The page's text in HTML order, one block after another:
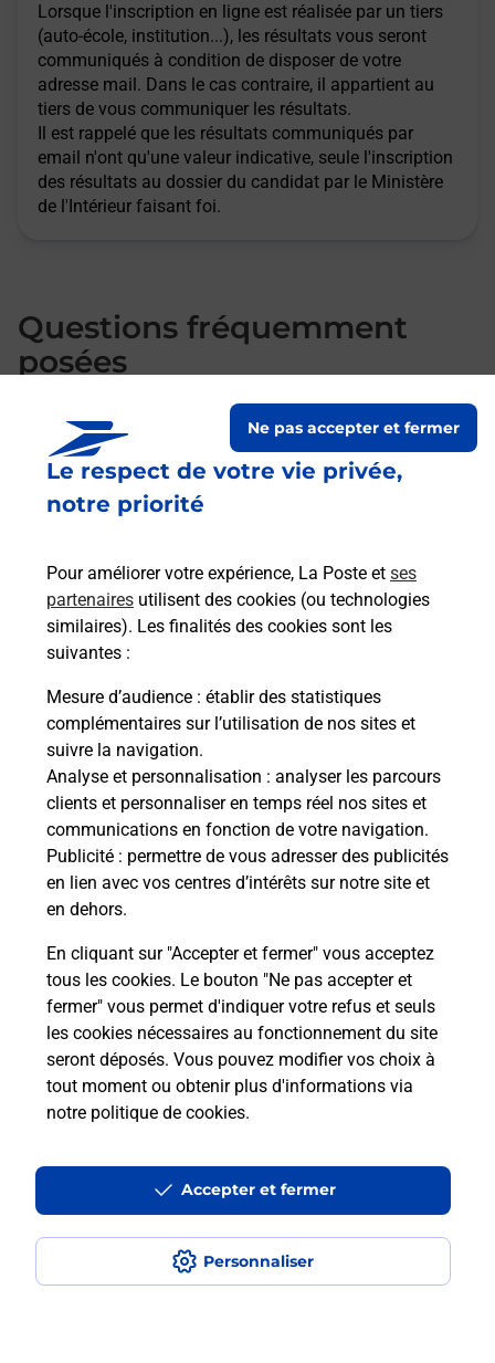
Le respect de votre vie privée,
notre priorité
Pour améliorer votre expérience, La Poste et ses
partenaires utilisent des cookies (ou technologies
similaires). Les finalités des cookies sont les
suivantes :
Mesure d’audience : établir des statistiques
complémentaires sur l’utilisation de nos sites et
suivre la navigation.
Analyse et personnalisation : analyser les parcours
clients et personnaliser en temps réel nos sites et
communications en fonction de votre navigation.
Publicité : permettre de vous adresser des publicités
en lien avec vos centres d’intérêts sur notre site et
en dehors.
En cliquant sur "Accepter et fermer" vous acceptez
tous les cookies. Le bouton "Ne pas accepter et
fermer" vous permet d'indiquer votre refus et seuls
les cookies nécessaires au fonctionnement du site
seront déposés. Vous pouvez modifier vos choix à
tout moment ou obtenir plus d'informations via
notre politique de cookies.
Personnaliser
Ne pas accepter et fermer
Accepter et fermer
Lorsque l'inscription en ligne est réalisée par un tiers
(auto-école, institution...), les résultats vous seront
communiqués à condition de disposer de votre
adresse mail. Dans le cas contraire, il appartient au
tiers de vous communiquer les résultats.
Il est rappelé que les résultats communiqués par
email n'ont qu'une valeur indicative, seule l'inscription
des résultats au dossier du candidat par le Ministère
de l'Intérieur faisant foi.
Questions fréquemment
posées
Existe-il une différence pour
l’inscription à l’épreuve du code
Auto ou Moto ?
Les éléments à apporter le jour de
l'examen auto ou moto ?
Quelles sont les pièces d’identité
acceptées pour le passage de
l'examen du code de la route auto
et moto ?
Qu'est-ce qu'un NEPH ?
Localiser Liste
Liste - examen code de la route
Gironde - examen code de la route
Saint Martin Lacaussade - examen code de la route
Accessibilité : partiellement conforme
Conditions contractuelles
Mentions légales